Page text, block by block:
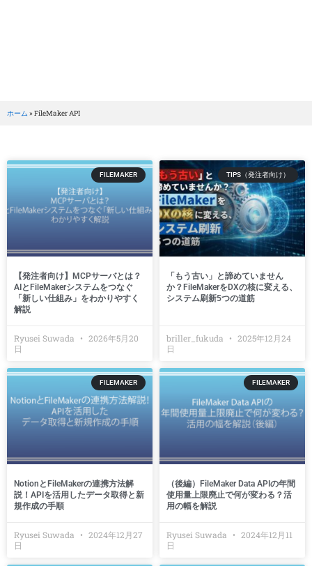
ホーム »FileMaker API
FILEMAKER
【発注者向け】MCPサーバとは？
AIとFileMakerシステムをつなぐ
「新しい仕組み」をわかりやすく
解説
Ryusei Suwada
2026年5月20
日
TIPS（発注者向け）
「もう古い」と諦めていません
か？FileMakerをDXの核に変える、
システム刷新5つの道筋
briller_fukuda
2025年12月24
日
FILEMAKER
NotionとFileMakerの連携方法解
説！APIを活用したデータ取得と新
規作成の手順
Ryusei Suwada
2024年12月27
日
FILEMAKER
（後編）FileMaker Data APIの年間
使用量上限廃止で何が変わる？活
用の幅を解説
Ryusei Suwada
2024年12月11
日